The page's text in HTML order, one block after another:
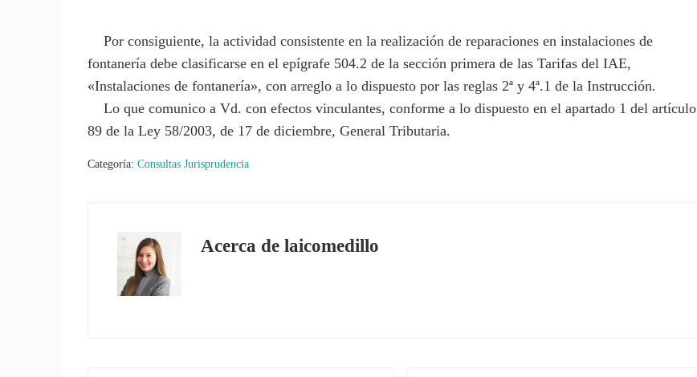
Por consiguiente, la actividad consistente en la realización de reparaciones en instalaciones de
fontanería debe clasificarse en el epígrafe 504.2 de la sección primera de las Tarifas del IAE,
«Instalaciones de fontanería», con arreglo a lo dispuesto por las reglas 2ª y 4ª.1 de la Instrucción.
Lo que comunico a Vd. con efectos vinculantes, conforme a lo dispuesto en el apartado 1 del artículo
89 de la Ley 58/2003, de 17 de diciembre, General Tributaria.
Categoría:Consultas Jurisprudencia
Acerca delaicomedillo